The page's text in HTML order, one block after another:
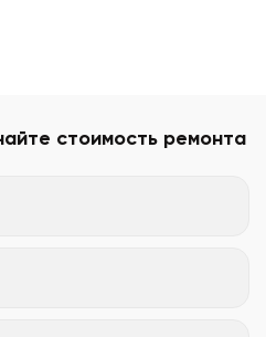
стоимость ремонта